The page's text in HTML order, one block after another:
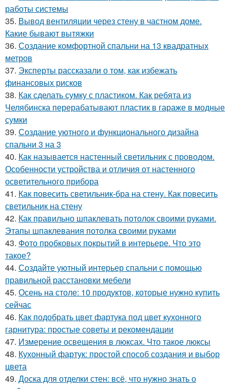
работы системы
35. Вывод вентиляции через стену в частном доме.
Какие бывают вытяжки
36. Создание комфортной спальни на 13 квадратных
метров
37. Эксперты рассказали о том, как избежать
финансовых рисков
38. Как сделать сумку с пластиком. Как ребята из
Челябинска перерабатывают пластик в гараже в модные
сумки
39. Создание уютного и функционального дизайна
спальни 3 на 3
40. Как называется настенный светильник с проводом.
Особенности устройства и отличия от настенного
осветительного прибора
41. Как повесить светильник-бра на стену. Как повесить
светильник на стену
42. Как правильно шпаклевать потолок своими руками.
Этапы шпаклевания потолка своими руками
43. Фото пробковых покрытий в интерьере. Что это
такое?
44. Создайте уютный интерьер спальни с помощью
правильной расстановки мебели
45. Осень на столе: 10 продуктов, которые нужно купить
сейчас
46. Как подобрать цвет фартука под цвет кухонного
гарнитура: простые советы и рекомендации
47. Измерение освещения в люксах. Что такое люксы
48. Кухонный фартук: простой способ создания и выбор
цвета
49. Доска для отделки стен: всё, что нужно знать о